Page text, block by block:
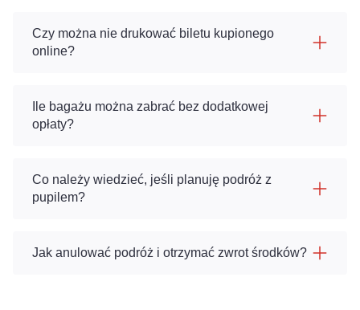
Czy można nie drukować biletu kupionego
online?
Ile bagażu można zabrać bez dodatkowej
opłaty?
Co należy wiedzieć, jeśli planuję podróż z
pupilem?
Jak anulować podróż i otrzymać zwrot środków?